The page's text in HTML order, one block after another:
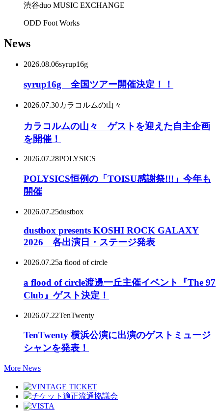
渋谷duo MUSIC EXCHANGE
ODD Foot Works
News
2026.08.06syrup16g
syrup16g 全国ツアー開催決定！！
2026.07.30カラコルムの山々
カラコルムの山々 ゲストを迎えた自主企画
を開催！
2026.07.28POLYSICS
POLYSICS恒例の「TOISU感謝祭!!!」今年も
開催
2026.07.25dustbox
dustbox presents KOSHI ROCK GALAXY
2026 各出演日・ステージ発表
2026.07.25a flood of circle
a flood of circle渡邊一丘主催イベント『The 97
Club』ゲスト決定！
2026.07.22TenTwenty
TenTwenty 横浜公演に出演のゲストミュージ
シャンを発表！
More News